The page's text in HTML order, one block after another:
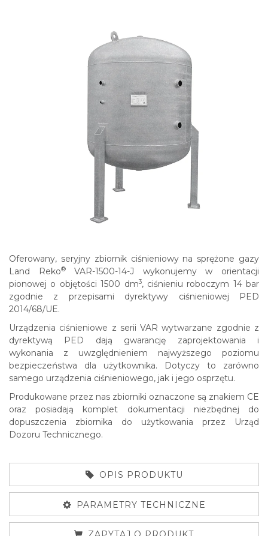
Oferowany, seryjny zbiornik ciśnieniowy na sprężone gazy
Land Reko®VAR-1500-14-J wykonujemy w orientacji
pionowej o objętości 1500 dm3, ciśnieniu roboczym 14 bar
zgodnie z przepisami dyrektywy ciśnieniowej PED
2014/68/UE.
Urządzenia ciśnieniowe z serii VAR wytwarzane zgodnie z
dyrektywą PED dają gwarancję zaprojektowania i
wykonania z uwzględnieniem najwyższego poziomu
bezpieczeństwa dla użytkownika. Dotyczy to zarówno
samego urządzenia ciśnieniowego, jak i jego osprzętu.
Produkowane przez nas zbiorniki oznaczone są znakiem CE
oraz posiadają komplet dokumentacji niezbędnej do
dopuszczenia zbiornika do użytkowania przez Urząd
Dozoru Technicznego.
OPIS PRODUKTU
PARAMETRY TECHNICZNE